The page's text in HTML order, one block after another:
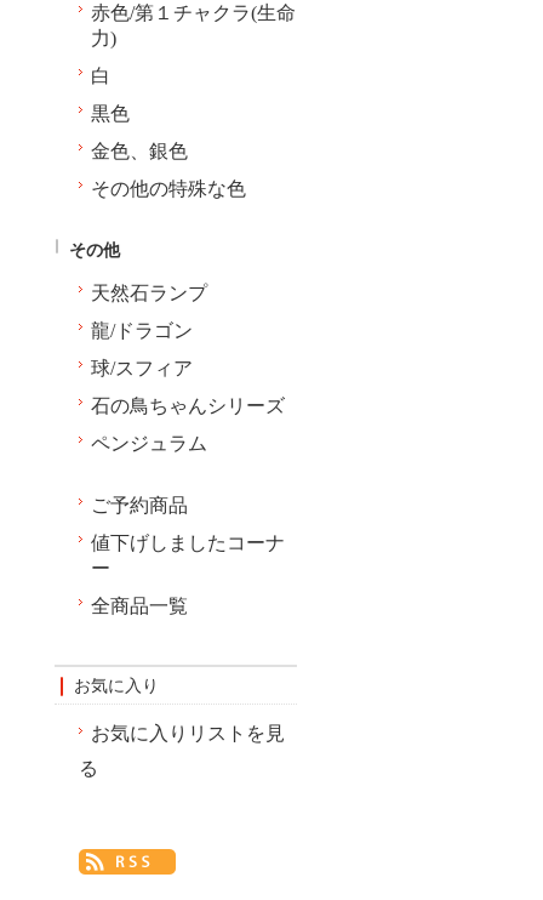
赤色/第１チャクラ(生命
力)
白
黒色
金色、銀色
その他の特殊な色
その他
天然石ランプ
龍/ドラゴン
球/スフィア
石の鳥ちゃんシリーズ
ペンジュラム
ご予約商品
値下げしましたコーナ
ー
全商品一覧
お気に入り
お気に入りリストを見
る